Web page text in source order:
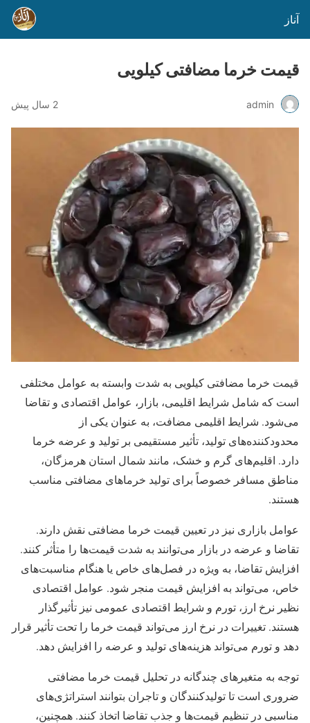
آناز
قیمت خرما مضافتی کیلویی
admin 2 سال پیش
قیمت خرما مضافتی کیلویی به شدت وابسته به عوامل مختلفی
است که شامل شرایط اقلیمی، بازار، عوامل اقتصادی و تقاضا
می‌شود. شرایط اقلیمی مضافت، به عنوان یکی از
محدودکننده‌های تولید، تأثیر مستقیمی بر تولید و عرضه خرما
دارد. اقلیم‌های گرم و خشک، مانند شمال استان هرمزگان،
مناطق مسافر خصوصاً برای تولید خرماهای مضافتی مناسب
هستند.
عوامل بازاری نیز در تعیین قیمت خرما مضافتی نقش دارند.
تقاضا و عرضه در بازار می‌توانند به شدت قیمت‌ها را متأثر کنند.
افزایش تقاضا، به ویژه در فصل‌های خاص یا هنگام مناسبت‌های
خاص، می‌تواند به افزایش قیمت منجر شود. عوامل اقتصادی
نظیر نرخ ارز، تورم و شرایط اقتصادی عمومی نیز تأثیرگذار
هستند. تغییرات در نرخ ارز می‌تواند قیمت خرما را تحت تأثیر قرار
دهد و تورم می‌تواند هزینه‌های تولید و عرضه را افزایش دهد.
توجه به متغیرهای چندگانه در تحلیل قیمت خرما مضافتی
ضروری است تا تولیدکنندگان و تاجران بتوانند استراتژی‌های
مناسبی در تنظیم قیمت‌ها و جذب تقاضا اتخاذ کنند. همچنین،